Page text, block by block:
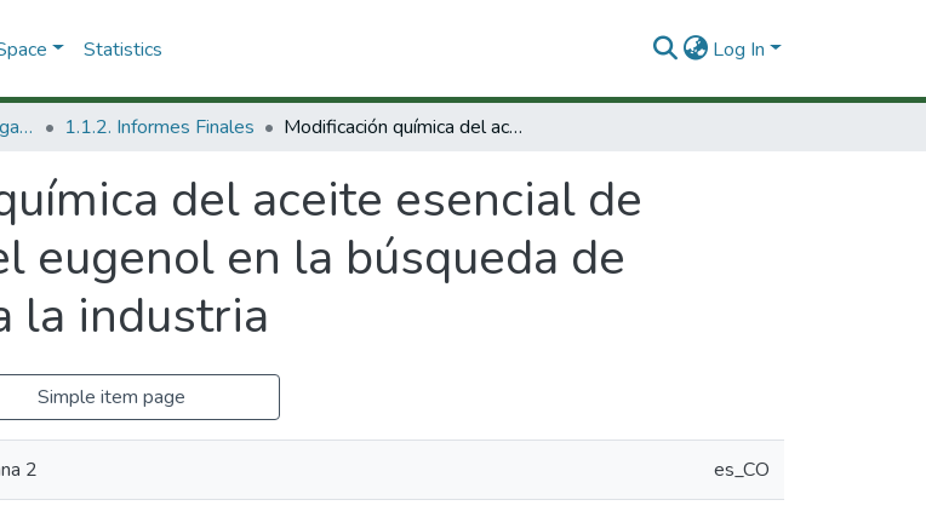
Statistics Log In
1.1 Productos de investigación 1.1.2. Informes Finales Modificación química del aceite esencial de Eugenia caryophyllus y del eugenol en la búsqueda de nuevos antioxidantes para la industria
del aceite esencial de
eugenol en la búsqueda de
la industria
Simple item page
2 es_CO